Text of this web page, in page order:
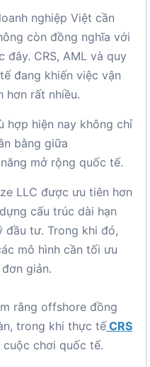
nghiệp Việt cần
còn đồng nghĩa với
đây. CRS, AML và quy
đang khiến việc vận
hơn rất nhiều.
hợp hiện nay không chỉ
bằng giữa
mở rộng quốc tế.
LLC được ưu tiên hơn
cấu trúc dài hạn
tư. Trong khi đó,
mô hình cần tối ưu
giản.
rằng offshore đồng
trong khi thực tếCRS
chơi quốc tế.